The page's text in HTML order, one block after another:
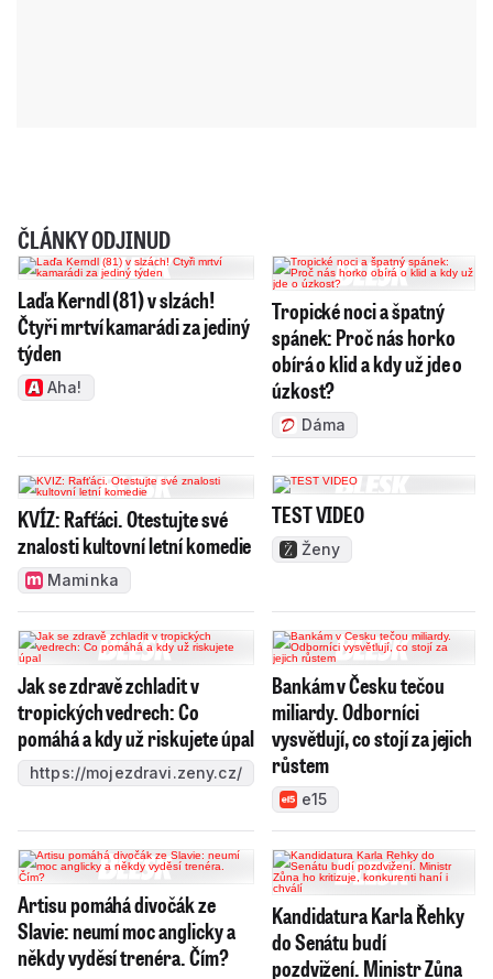
ČLÁNKY ODJINUD
Laďa Kerndl (81) v slzách!
Čtyři mrtví kamarádi za jediný
týden
Aha!
Tropické noci a špatný
spánek: Proč nás horko
obírá o klid a kdy už jde o
úzkost?
Dáma
KVÍZ: Rafťáci. Otestujte své
znalosti kultovní letní komedie
Maminka
TEST VIDEO
Ženy
Jak se zdravě zchladit v
tropických vedrech: Co
pomáhá a kdy už riskujete úpal
https://mojezdravi.zeny.cz/
Bankám v Česku tečou
miliardy. Odborníci
vysvětlují, co stojí za jejich
růstem
e15
Artisu pomáhá divočák ze
Slavie: neumí moc anglicky a
někdy vyděsí trenéra. Čím?
Kandidatura Karla Řehky
do Senátu budí
pozdvižení. Ministr Zůna